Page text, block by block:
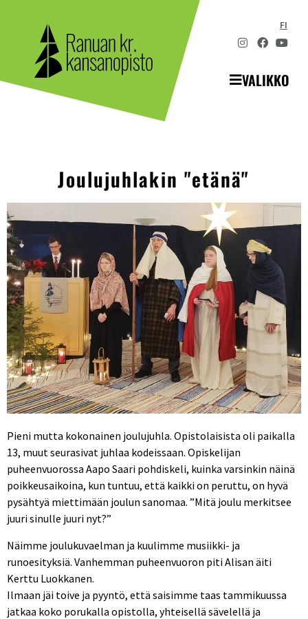
FI
VALIKKO
Joulujuhlakin "etänä"
Pieni mutta kokonainen joulujuhla. Opistolaisista oli paikalla
13, muut seurasivat juhlaa kodeissaan. Opiskelijan
puheenvuorossa Aapo Saari pohdiskeli, kuinka varsinkin näinä
poikkeusaikoina, kun tuntuu, että kaikki on peruttu, on hyvä
pysähtyä miettimään joulun sanomaa. ”Mitä joulu merkitsee
juuri sinulle juuri nyt?”
Näimme joulukuvaelman ja kuulimme musiikki- ja
runoesityksiä. Vanhemman puheenvuoron piti Alisan äiti
Kerttu Luokkanen.
Ilmaan jäi toive ja pyyntö, että saisimme taas tammikuussa
jatkaa koko porukalla opistolla, yhteisellä sävelellä ja